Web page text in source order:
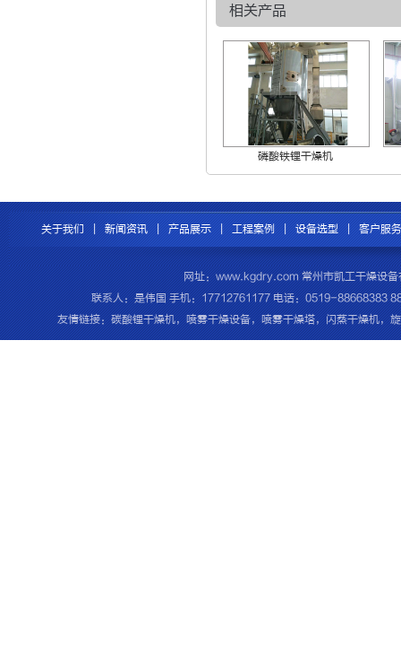
相关产品
磷酸铁锂干燥机
关于我们 新闻资讯 产品展示 工程案例 设备选型 客户服务
网址：www.kgdry.com 常州市凯工干燥设
联系人：是伟国 手机：17712761177 电话：0519-88668383
友情链接：碳酸锂干燥机，喷雾干燥设备，喷雾干燥塔，闪蒸干燥机，